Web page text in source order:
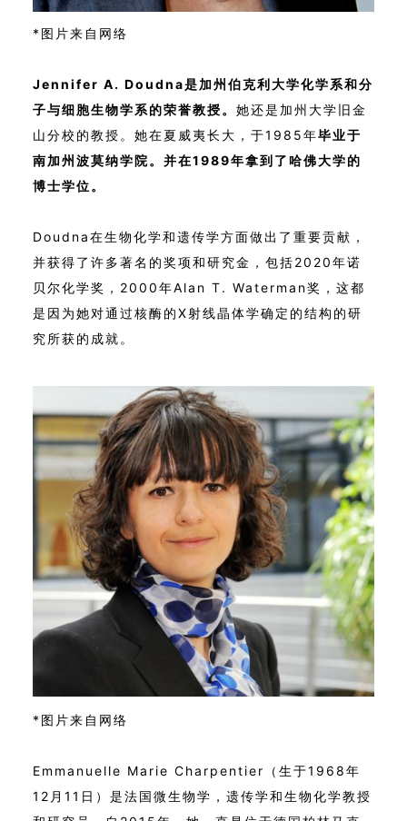
*图片来自网络
Jennifer A. Doudna是加州伯克利大学化学系和分
子与细胞生物学系的荣誉教授。 她还是加州大学旧金
山分校的教授。她在夏威夷长大，于1985年毕业于
南加州波莫纳学院。并在1989年拿到了哈佛大学的
博士学位。
Doudna在生物化学和遗传学方面做出了重要贡献，
并获得了许多著名的奖项和研究金，包括2020年诺
贝尔化学奖，2000年Alan T. Waterman奖，这都
是因为她对通过核酶的X射线晶体学确定的结构的研
究所获的成就。
*图片来自网络
Emmanuelle Marie Charpentier（生于1968年
12月11日）是法国微生物学，遗传学和生物化学教授